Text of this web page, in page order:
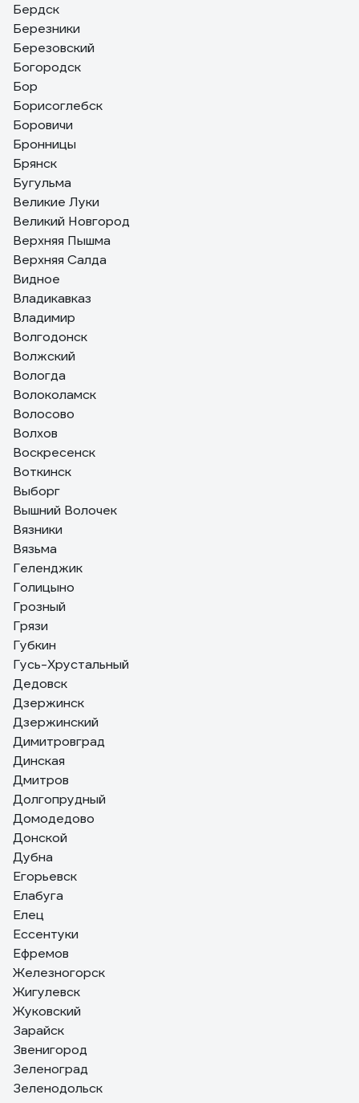
Бердск
Березники
Березовский
Богородск
Бор
Борисоглебск
Боровичи
Бронницы
Брянск
Бугульма
Великие Луки
Великий Новгород
Верхняя Пышма
Верхняя Салда
Видное
Владикавказ
Владимир
Волгодонск
Волжский
Вологда
Волоколамск
Волосово
Волхов
Воскресенск
Воткинск
Выборг
Вышний Волочек
Вязники
Вязьма
Геленджик
Голицыно
Грозный
Грязи
Губкин
Гусь-Хрустальный
Дедовск
Дзержинск
Дзержинский
Димитровград
Динская
Дмитров
Долгопрудный
Домодедово
Донской
Дубна
Егорьевск
Елабуга
Елец
Ессентуки
Ефремов
Железногорск
Жигулевск
Жуковский
Зарайск
Звенигород
Зеленоград
Зеленодольск